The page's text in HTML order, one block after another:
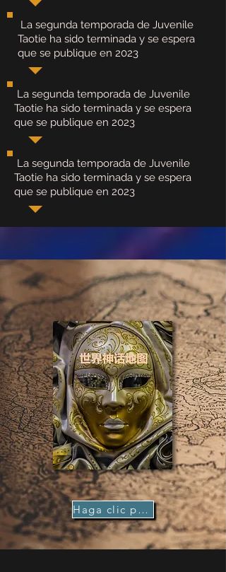
​ La segunda temporada de Juvenile
Taotie ha sido terminada y se espera
que se publique en 2023
​ La segunda temporada de Juvenile
Taotie ha sido terminada y se espera
que se publique en 2023
​ La segunda temporada de Juvenile
Taotie ha sido terminada y se espera
que se publique en 2023
Haga clic para comprar